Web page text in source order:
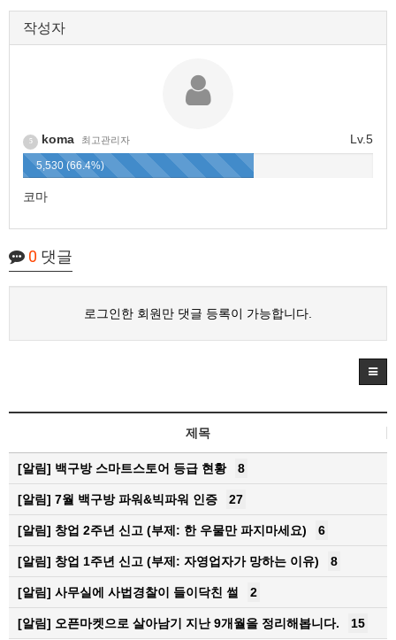
작성자
Lv.5
5 koma 최고관리자
5,530 (66.4%)
코마
0 댓글
로그인한 회원만 댓글 등록이 가능합니다.
제목
[알림] 백구방 스마트스토어 등급 현황 8
[알림] 7월 백구방 파워&빅파워 인증 27
[알림] 창업 2주년 신고 (부제: 한 우물만 파지마세요) 6
[알림] 창업 1주년 신고 (부제: 자영업자가 망하는 이유) 8
[알림] 사무실에 사법경찰이 들이닥친 썰 2
[알림] 오픈마켓으로 살아남기 지난 9개월을 정리해봅니다. 15